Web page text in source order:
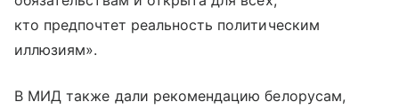
кто предпочтет реальность политическим
иллюзиям».
В МИД также дали рекомендацию белорусам,